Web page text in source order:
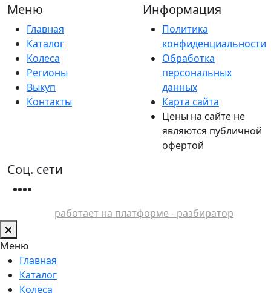
Меню
Главная
Каталог
Колеса
Регионы
Выкуп
Контакты
Информация
Политика
конфиденциальности
Обработка
персональных
данных
Карта сайта
Цены на сайте не
являются публичной
офертой
Соц. сети
работает на платформе - разбиратор
Меню
Главная
Каталог
Колеса